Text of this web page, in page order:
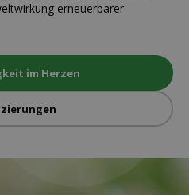
erneuerbarer
im Herzen